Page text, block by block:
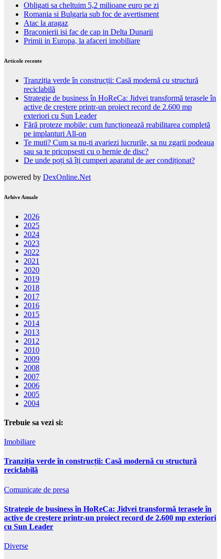
Obligati sa cheltuim 5,2 milioane euro pe zi
Romania si Bulgaria sub foc de avertisment
Atac la aragaz
Braconierii isi fac de cap in Delta Dunarii
Primii in Europa, la afaceri imobiliare
Articole recente
Tranziția verde în construcții: Casă modernă cu structură
reciclabilă
Strategie de business în HoReCa: Jidvei transformă terasele în
active de creștere printr-un proiect record de 2.600 mp
exteriori cu Sun Leader
Fără proteze mobile: cum funcționează reabilitarea completă
pe implanturi All-on
Te muti? Cum sa nu-ti avariezi lucrurile, sa nu zgarii podeaua
sau sa te pricopsesti cu o hernie de disc?
De unde poți să îți cumperi aparatul de aer condiționat?
powered by DexOnline.Net
Arhive Anuale
2026
2025
2024
2023
2022
2021
2020
2019
2018
2017
2016
2015
2014
2013
2012
2010
2009
2008
2007
2006
2005
2004
Trebuie sa vezi si:
Imobiliare
Tranziția verde în construcții: Casă modernă cu structură
reciclabilă
Comunicate de presa
Strategie de business în HoReCa: Jidvei transformă terasele în
active de creștere printr-un proiect record de 2.600 mp exteriori
cu Sun Leader
Diverse